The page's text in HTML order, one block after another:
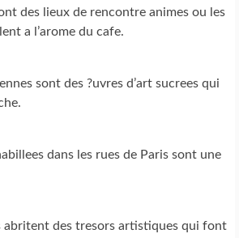
des lieux de rencontre animes ou les
a l’arome du cafe.
sont des ?uvres d’art sucrees qui
dans les rues de Paris sont une
abritent des tresors artistiques qui font